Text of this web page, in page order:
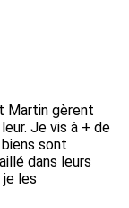
Martin gèrent
Je vis à + de
sont
dans leurs
les